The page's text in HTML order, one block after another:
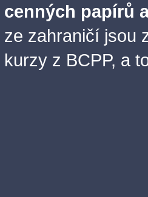
cenných papírů
ze zahraničí jsou
kurzy z BCPP, a